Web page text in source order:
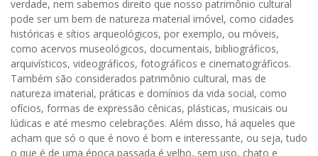
verdade, nem sabemos direito que nosso patrimônio cultural
pode ser um bem de natureza material imóvel, como cidades
históricas e sítios arqueológicos, por exemplo, ou móveis,
como acervos museológicos, documentais, bibliográficos,
arquivísticos, videográficos, fotográficos e cinematográficos.
Também são considerados patrimônio cultural, mas de
natureza imaterial, práticas e domínios da vida social, como
ofícios, formas de expressão cênicas, plásticas, musicais ou
lúdicas e até mesmo celebrações. Além disso, há aqueles que
acham que só o que é novo é bom e interessante, ou seja, tudo
o que é de uma época passada é velho, sem uso, chato e